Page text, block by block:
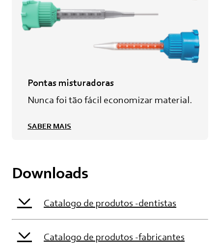
Pontas misturadoras
Nunca foi tão fácil economizar material.
SABER MAIS
Downloads
Catalogo de produtos -dentistas
Catalogo de produtos -fabricantes